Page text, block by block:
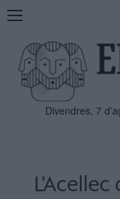
Mostra
navegació
Divendres, 7